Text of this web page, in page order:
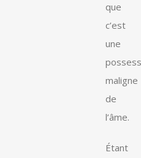
que
c’est
une
maligne
de
l’âme.
Étant